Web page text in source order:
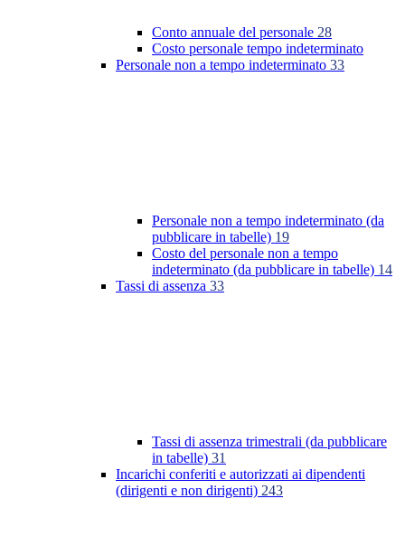
Conto annuale del personale 28
Costo personale tempo indeterminato
Personale non a tempo indeterminato 33
Personale non a tempo indeterminato (da
pubblicare in tabelle) 19
Costo del personale non a tempo
indeterminato (da pubblicare in tabelle) 14
Tassi di assenza 33
Tassi di assenza trimestrali (da pubblicare
in tabelle) 31
Incarichi conferiti e autorizzati ai dipendenti
(dirigenti e non dirigenti) 243